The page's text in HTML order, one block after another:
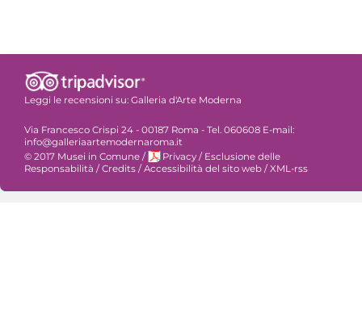
Leggi le recensioni su: Galleria d'Arte Moderna
Via Francesco Crispi 24 - 00187 Roma - Tel. 060608 E-mail:
info@galleriaartemodernaroma.it
© 2017 Musei in Comune / Privacy / Esclusione delle
Responsabilità /Credits /Accessibilità del sito web /XML-rss